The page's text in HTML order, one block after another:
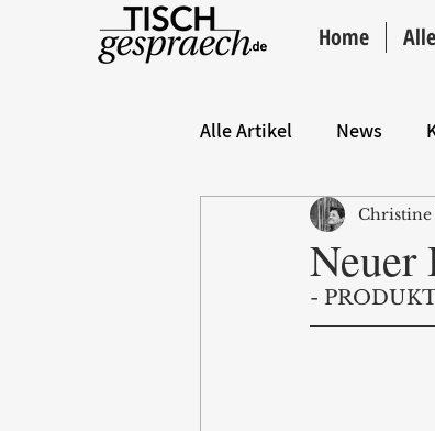
Home
Alle Artikel News
Hintergrund
Neuer
-